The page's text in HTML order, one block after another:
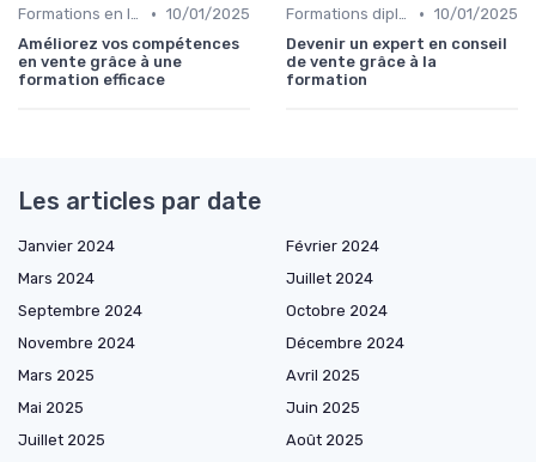
Formations en ligne • 10/01/2025
Améliorez vos compétences
en vente grâce à une
formation efficace
Formations diplômantes • 10/01/2025
Devenir un expert en conseil
de vente grâce à la
formation
Les articles par date
Janvier 2024
Février 2024
Mars 2024
Juillet 2024
Septembre 2024
Octobre 2024
Novembre 2024
Décembre 2024
Mars 2025
Avril 2025
Mai 2025
Juin 2025
Juillet 2025
Août 2025